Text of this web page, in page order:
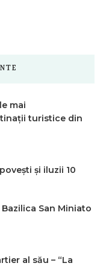
mai
turistice din
și iluzii 10
San Miniato
al său – “La